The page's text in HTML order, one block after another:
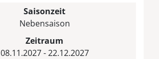
Saisonzeit
Nebensaison
Zeitraum
08.11.2027 - 22.12.2027